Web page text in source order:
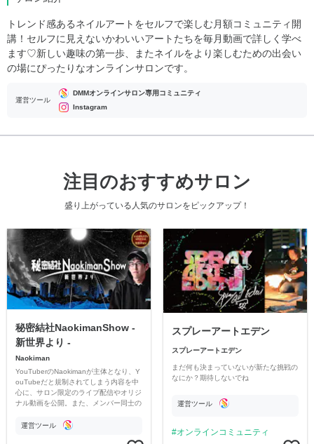
トレンド感あるネイルアートをセルフで楽しむ月額コミュニティ開
講！セルフに見えないかわいいアートたちを毎月動画で詳しく学べ
ます♡新しい趣味の第一歩、またネイルをより楽しむための出会い
の場にぴったりなオンラインサロンです。
運営ツール
DMMオンラインサロン専用コミュニティ
Instagram
注目のおすすめサロン
盛り上がっている人気のサロンをピックアップ！
秘密結社NaokimanShow -
新世界より -
Naokiman
YouTuberのNaokimanが主体となり、Y
ouTubeだと規制されてしまう内容を中
心に、サロン限定のライブ配信やオリジ
ナル動画を公開。また、メンバー同士の
ただいています。
運営ツール
スプレーアートエデン
スプレーアートエデン
まだ何も決まっていないが新たな挑戦の
なにか？期待しないでね
運営ツール
オンラインコミュニティ